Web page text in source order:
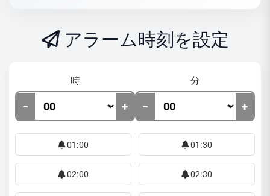
アラーム時刻を設定
時
− +
分
− +
01:00 01:30
02:00 02:30